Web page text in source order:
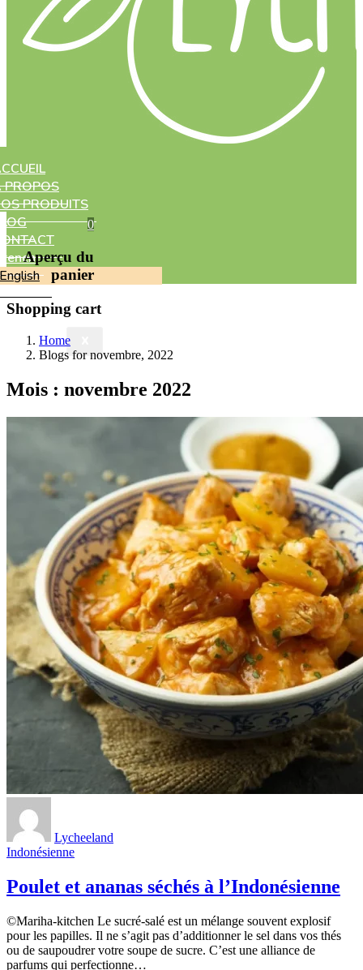
PROPOS
PRODUITS
English
0
Aperçu du
panier
Shopping cart
Home
Blogs for novembre, 2022
Mois : novembre 2022
Lycheeland
Indonésienne
Poulet et ananas séchés à l’Indonésienne
©️Mariha-kitchen Le sucré-salé est un mélange souvent explosif
pour les papilles. Il ne s’agit pas d’additionner le sel dans vos thés
ou de saupoudrer votre soupe de sucre. C’est une alliance de
parfums qui perfectionne…